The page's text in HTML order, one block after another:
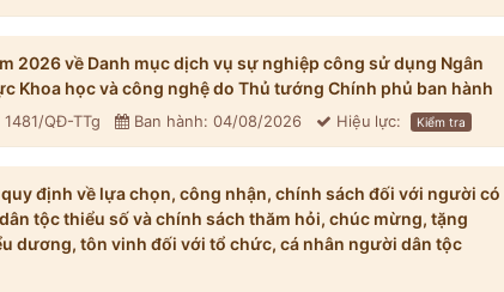
2026 về Danh mục dịch vụ sự nghiệp công sử dụng Ngân
Khoa học và công nghệ do Thủ tướng Chính phủ ban hành
1481/QĐ-TTg Ban hành: 04/08/2026 Hiệu lực: Kiểm tra
định về lựa chọn, công nhận, chính sách đối với người có
tộc thiểu số và chính sách thăm hỏi, chúc mừng, tặng
dương, tôn vinh đối với tổ chức, cá nhân người dân tộc